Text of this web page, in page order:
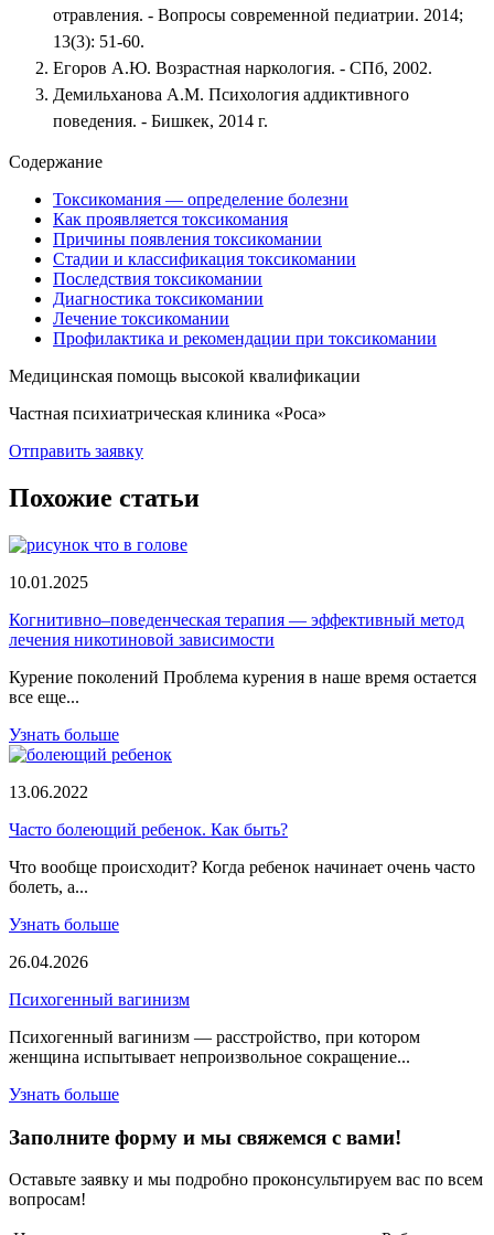
отравления. - Вопросы современной педиатрии. 2014;
13(3): 51-60.
Егоров А.Ю. Возрастная наркология. - СПб, 2002.
Демильханова А.М. Психология аддиктивного
поведения. - Бишкек, 2014 г.
Содержание
Токсикомания — определение болезни
Как проявляется токсикомания
Причины появления токсикомании
Стадии и классификация токсикомании
Последствия токсикомании
Диагностика токсикомании
Лечение токсикомании
Профилактика и рекомендации при токсикомании
Медицинская помощь высокой квалификации
Частная психиатрическая клиника «Роса»
Отправить заявку
Похожие статьи
10.01.2025
Когнитивно–поведенческая терапия — эффективный метод
лечения никотиновой зависимости
Курение поколений Проблема курения в наше время остается
все еще...
Узнать больше
13.06.2022
Часто болеющий ребенок. Как быть?
Что вообще происходит? Когда ребенок начинает очень часто
болеть, а...
Узнать больше
26.04.2026
Психогенный вагинизм
Психогенный вагинизм — расстройство, при котором
женщина испытывает непроизвольное сокращение...
Узнать больше
Заполните форму и мы свяжемся с вами!
Оставьте заявку и мы подробно проконсультируем вас по всем
вопросам!